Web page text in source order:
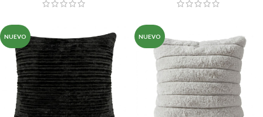
NUEVO NUEVO